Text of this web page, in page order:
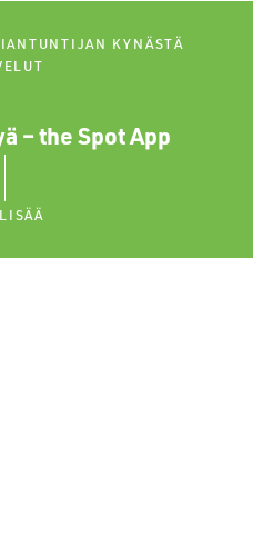
KYNÄSTÄ
– the Spot App